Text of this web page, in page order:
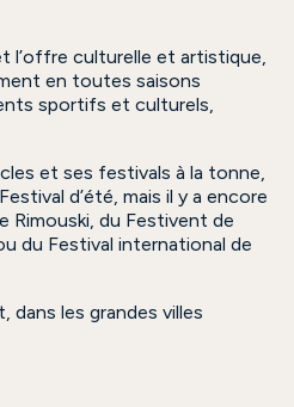
l’offre culturelle et artistique,
en toutes saisons
sportifs et culturels,
et ses festivals à la tonne,
d’été, mais il y a encore
Rimouski, du Festivent de
du Festival international de
les grandes villes